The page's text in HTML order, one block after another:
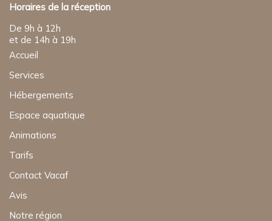
Horaires de la réception
De 9h à 12h
et de 14h à 19h
Accueil
Services
Hébergements
Espace aquatique
Animations
Tarifs
Contact Vacaf
Avis
Notre région